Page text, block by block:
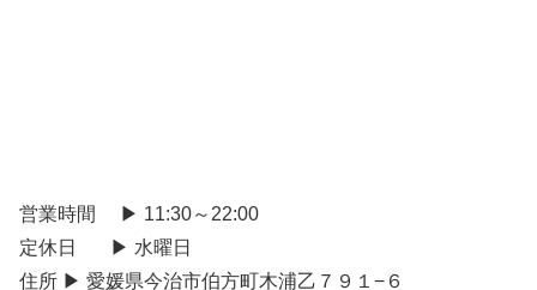
営業時間 ▶ 11:30～22:00
定休日 ▶ 水曜日
住所 ▶ 愛媛県今治市伯方町木浦乙７９１−６